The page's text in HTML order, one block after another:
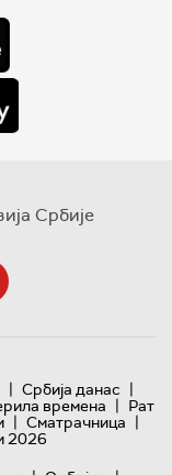
Србије
| Србија данас |
времена | Рат
| Сматрачница |
2026